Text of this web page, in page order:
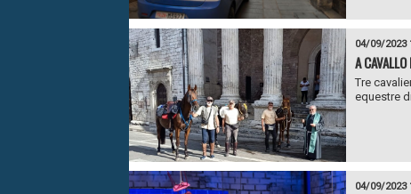
04/09/2023
A
Tre
equestre
04/09/2023